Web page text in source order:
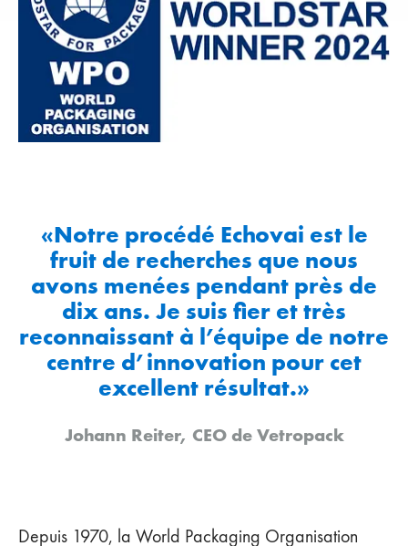
«Notre procédé Echovai est le
fruit de recherches que nous
avons menées pendant près de
dix ans. Je suis fier et très
reconnaissant à l’équipe de notre
centre d’innovation pour cet
excellent résultat.»
Johann Reiter, CEO de Vetropack
Depuis 1970, la World Packaging Organisation